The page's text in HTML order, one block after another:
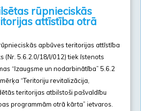
rūpnieciskās
attīstība otrā
apbūves teritorijas attīstība
(Nr. 5.6.2.0/18/I/012) tiek īstenots
“Izaugsme un nodarbinātība” 5.6.2
“Teritoriju revitalizācija,
teritorijas atbilstoši pašvaldību
programmām otrā kārta” ietvaros.